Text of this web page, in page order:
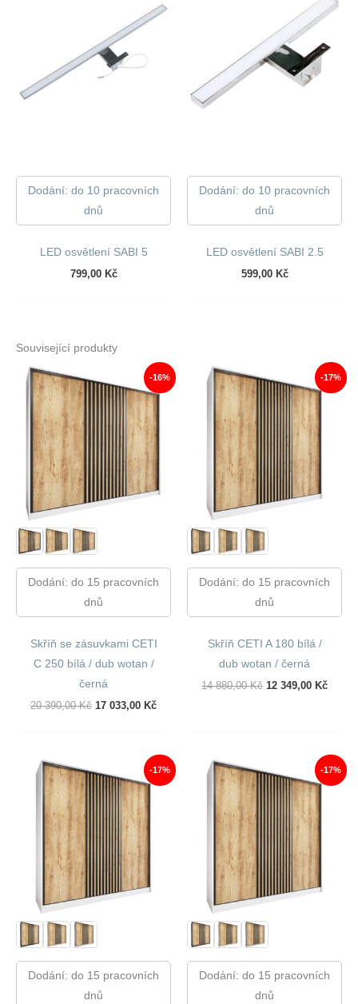
Dodání: do 10 pracovních
dnů
LED osvětlení SABI 5
799,00 Kč
Dodání: do 10 pracovních
dnů
LED osvětlení SABI 2.5
599,00 Kč
Související produkty
-16%
Dodání: do 15 pracovních
dnů
Skříň se zásuvkami CETI
C 250 bílá / dub wotan /
černá
20 390,00Kč Původní
17 033,00 KčAktuální
033,00 Kč.
-17%
Dodání: do 15 pracovních
dnů
Skříň CETI A 180 bílá /
dub wotan / černá
14 880,00Kč Původní
12 349,00 Kč
-17%
Dodání: do 15 pracovních
dnů
-17%
Dodání: do 15 pracovních
dnů